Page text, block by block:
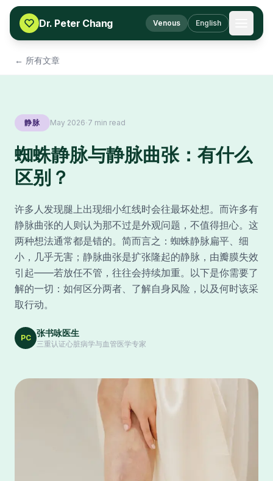
Skip to content
Dr. Peter Chang
Venous English
← 所有文章
静脉 May 2026·7 min read
蜘蛛静脉与静脉曲张：有什么
区别？
许多人发现腿上出现细小红线时会往最坏处想。而许多有
静脉曲张的人则认为那不过是外观问题，不值得担心。这
两种想法通常都是错的。简而言之：蜘蛛静脉扁平、细
小，几乎无害；静脉曲张是扩张隆起的静脉，由瓣膜失效
引起——若放任不管，往往会持续加重。以下是你需要了
解的一切：如何区分两者、了解自身风险，以及何时该采
取行动。
PC 张书咏医生
三重认证心脏病学与血管医学专家